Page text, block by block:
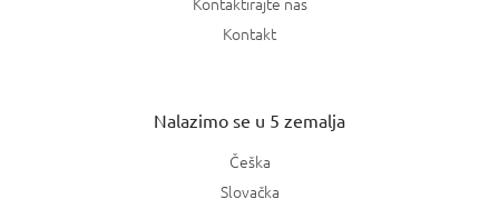
Kontakt
Nalazimo se u 5 zemalja
Češka
Slovačka